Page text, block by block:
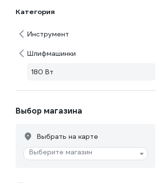
Категория
Инструмент
Шлифмашинки
180 Вт
Выбор магазина
Выбрать на карте
Выберите магазин